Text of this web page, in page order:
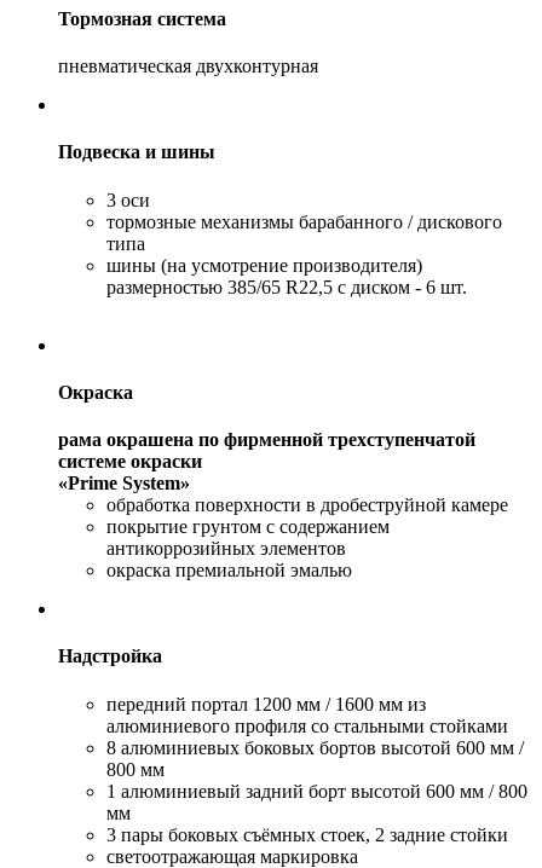
Тормозная система
пневматическая двухконтурная
Подвеска и шины
3 оси
тормозные механизмы барабанного / дискового
типа
шины (на усмотрение производителя)
размерностью 385/65 R22,5 с диском - 6 шт.
Окраска
рама окрашена по фирменной трехступенчатой
системе окраски
«Prime System»
обработка поверхности в дробеструйной камере
покрытие грунтом с содержанием
антикоррозийных элементов
окраска премиальной эмалью
Надстройка
передний портал 1200 мм / 1600 мм из
алюминиевого профиля со стальными стойками
8 алюминиевых боковых бортов высотой 600 мм /
800 мм
1 алюминиевый задний борт высотой 600 мм / 800
мм
3 пары боковых съёмных стоек, 2 задние стойки
светоотражающая маркировка